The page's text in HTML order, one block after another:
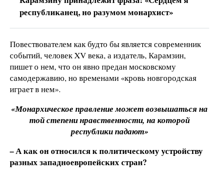
республиканец, но разумом монархист»
Повествователем как будто бы является современник
событий, человек XV века, а издатель, Карамзин,
пишет о нем, что он явно предан московскому
самодержавию, но временами «кровь новгородская
играет в нем».
«Монархическое правление может возвышаться на
той степени нравственности, на которой
республики падают»
– А как он относился к политическому устройству
разных западноевропейских стран?